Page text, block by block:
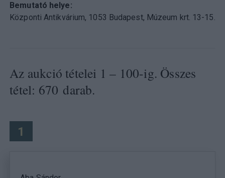
Bemutató helye
Központi Antikvárium, 1053 Budapest, Múzeum krt. 13-15.
Az aukció tételei 1 – 100-ig. Összes
tétel: 670 darab.
1